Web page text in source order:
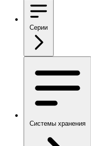
Серии
Системы хранения